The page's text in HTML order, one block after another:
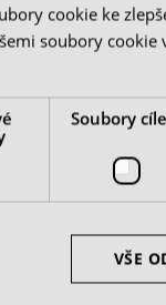
Kleště pro
mechaniku
mm
422 Kč 603
cena bez DPH
cookie ke
soubory
Soubory
VŠE